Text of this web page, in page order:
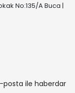
No:135/A Buca |
posta ile haberdar